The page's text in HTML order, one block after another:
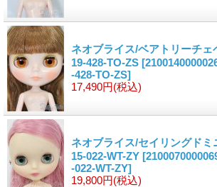
ネオブライス/ベアトリーチェ
19-428-TO-ZS
-428-TO-ZS]
17,490円(税込)
ネオブライス/セイリングドミ
15-022-WT-ZY
-022-WT-ZY]
19,800円(税込)